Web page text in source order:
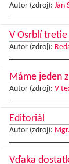
Autor (zdroj): Ján
V Osrblí
Autor (zdroj):
Máme jeden
Autor (zdroj): V
Editoriál
Autor (zdroj):
Vďaka